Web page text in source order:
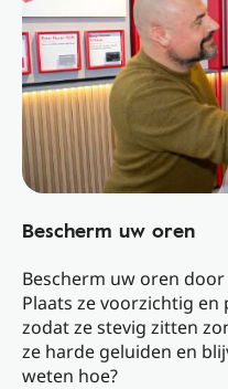
Bescherm uw oren
Bescherm uw oren
Plaats ze voorzichtig
zodat ze stevig zitten
ze harde geluiden en
weten hoe?